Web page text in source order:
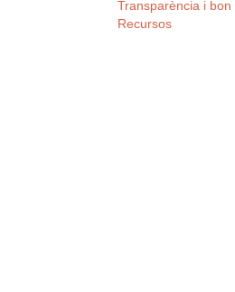
Transparència i bon
Recursos